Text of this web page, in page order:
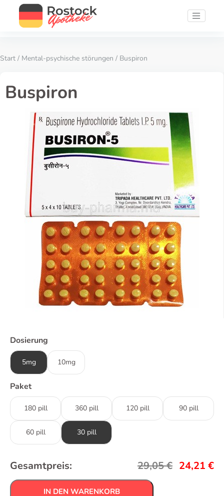
Start / Mental-psychische störungen / Buspiron
Buspiron
Dosierung
5mg 10mg
Paket
180 pill 360 pill 120 pill 90 pill
60 pill 30 pill
Gesamtpreis: 29,05€ 24,21 €
IN DEN WARENKORB